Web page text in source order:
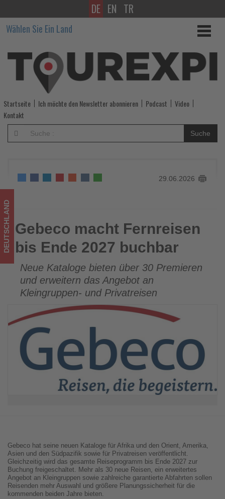
Gebeco
macht
Fernreisen
bis
Ende
2027
buchbar
Wissen,
was
im
Tourismus
los
ist!
DE EN TR
Wählen Sie Ein Land
Startseite Ich möchte den Newsletter abonnieren Podcast
Video
Kontakt
Suche
29.06.2026
Gebeco macht Fernreisen bis Ende 2027 buchbar
DEUTSCHLAND Gebeco macht Fernreisen
bis Ende 2027 buchbar
Neue Kataloge bieten über 30 Premieren
und erweitern das Angebot an
Kleingruppen- und Privatreisen
Gebeco hat seine neuen Kataloge für Afrika und den Orient, Amerika,
Asien und den Südpazifik sowie für Privatreisen veröffentlicht.
Gleichzeitig wird das gesamte Reiseprogramm bis Ende 2027 zur
Buchung freigeschaltet. Mehr als 30 neue Reisen, ein erweitertes
Angebot an Kleingruppen sowie zahlreiche garantierte Abfahrten sollen
Reisenden mehr Auswahl und größere Planungssicherheit für die
kommenden beiden Jahre bieten.